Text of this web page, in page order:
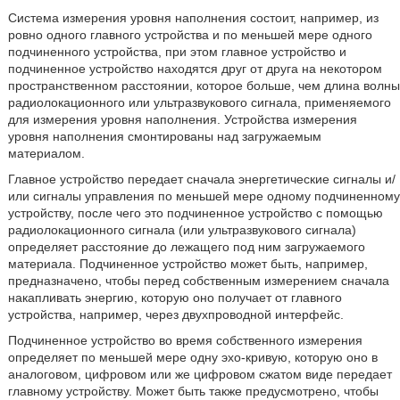
Система измерения уровня наполнения состоит, например, из
ровно одного главного устройства и по меньшей мере одного
подчиненного устройства, при этом главное устройство и
подчиненное устройство находятся друг от друга на некотором
пространственном расстоянии, которое больше, чем длина волны
радиолокационного или ультразвукового сигнала, применяемого
для измерения уровня наполнения. Устройства измерения
уровня наполнения смонтированы над загружаемым
материалом.
Главное устройство передает сначала энергетические сигналы и/
или сигналы управления по меньшей мере одному подчиненному
устройству, после чего это подчиненное устройство с помощью
радиолокационного сигнала (или ультразвукового сигнала)
определяет расстояние до лежащего под ним загружаемого
материала. Подчиненное устройство может быть, например,
предназначено, чтобы перед собственным измерением сначала
накапливать энергию, которую оно получает от главного
устройства, например, через двухпроводной интерфейс.
Подчиненное устройство во время собственного измерения
определяет по меньшей мере одну эхо-кривую, которую оно в
аналоговом, цифровом или же цифровом сжатом виде передает
главному устройству. Может быть также предусмотрено, чтобы